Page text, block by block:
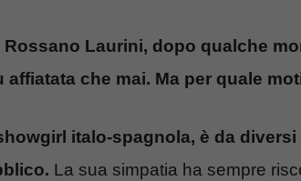
Rossano Laurini, dopo qualche
affiatata che mai. Ma per quale
italo-spagnola, è da
La sua simpatia ha sempre